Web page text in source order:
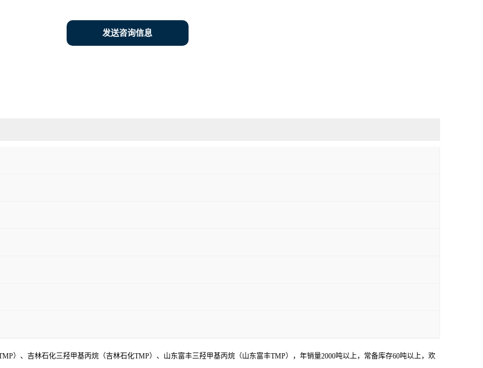
发送咨询信息
）、吉林石化三羟甲基丙烷（吉林石化TMP）、山东富丰三羟甲基丙烷（山东富丰TMP），年销量2000吨以上，常备库存60吨以上，欢